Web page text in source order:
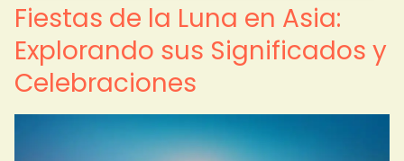
Fiestas de la Luna en Asia:
Explorando sus Significados y
Celebraciones